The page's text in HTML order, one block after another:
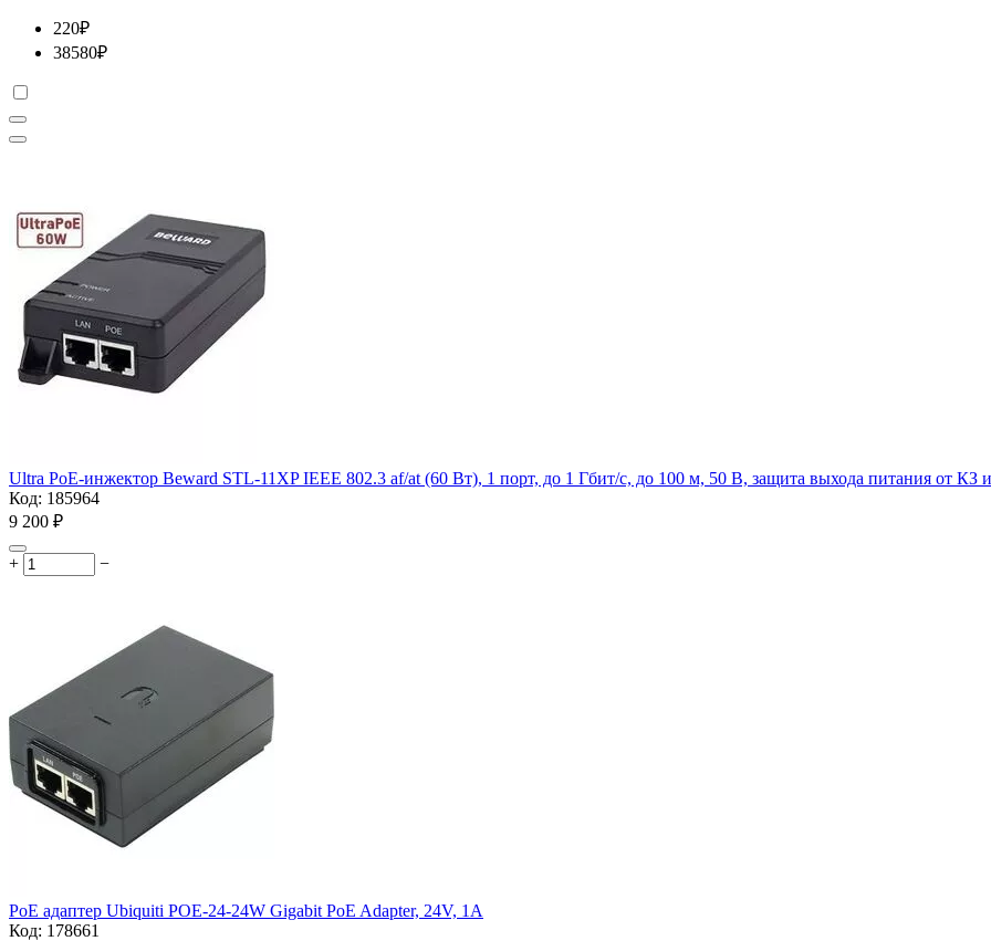
220₽
38580₽
Ultra PoE-инжектор Beward STL-11XP IEEE 802.3 af/at (60 Вт), 1 порт, до 1 Гбит/c, до 100 м, 50 В, защита выхода питания от КЗ и
Код: 185964
9 200 ₽
+ −
PoE адаптер Ubiquiti POE-24-24W Gigabit PoE Adapter, 24V, 1A
Код: 178661